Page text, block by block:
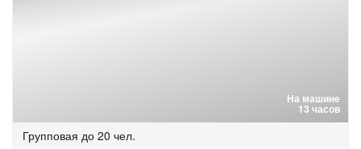
На машине
13 часов
Групповая до 20 чел.